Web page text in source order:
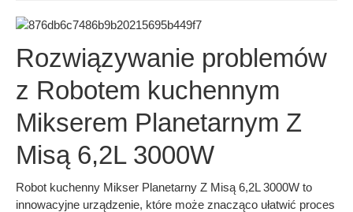
Rozwiązywanie problemów
z Robotem kuchennym
Mikserem Planetarnym Z
Misą 6,2L 3000W
Robot kuchenny Mikser Planetarny Z Misą 6,2L 3000W to
innowacyjne urządzenie, które może znacząco ułatwić proces